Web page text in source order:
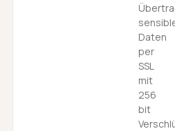
Daten
per
SSL
mit
256
bit